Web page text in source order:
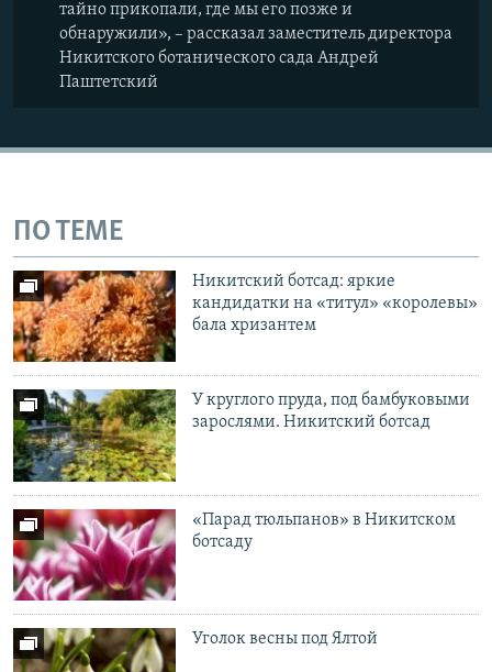
тайно прикопали, где мы его позже и
обнаружили», – рассказал заместитель директора
Никитского ботанического сада Андрей
Паштетский
ПО ТЕМЕ
Никитский ботсад: яркие
кандидатки на «титул» «королевы»
бала хризантем
У круглого пруда, под бамбуковыми
зарослями. Никитский ботсад
«Парад тюльпанов» в Никитском
ботсаду
Уголок весны под Ялтой